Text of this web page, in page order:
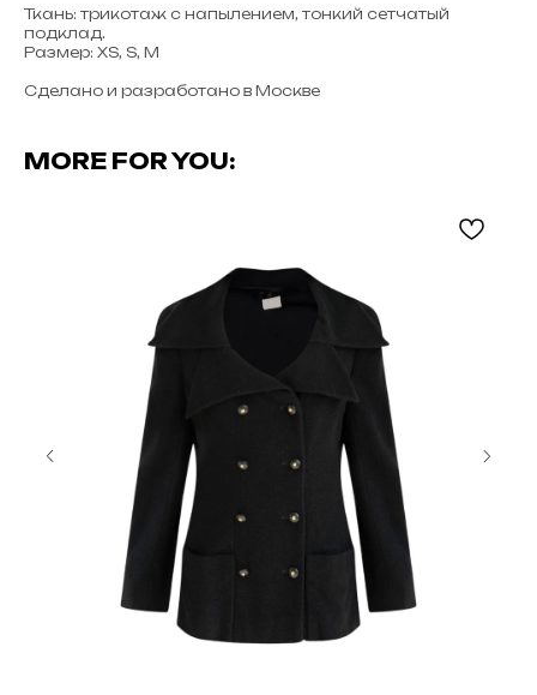
Ткань: трикотаж с напылением, тонкий сетчатый
подклад.
Размер: XS, S, M
Сделано и разработано в Москве
MORE FOR YOU: